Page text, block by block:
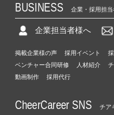
BUSINESS 企業・採用担当
企業担当者様へ
掲載企業様の声 採用イベント
ベンチャー合同研修
人材紹介
動画制作
採用代行
CheerCareer SNS チア